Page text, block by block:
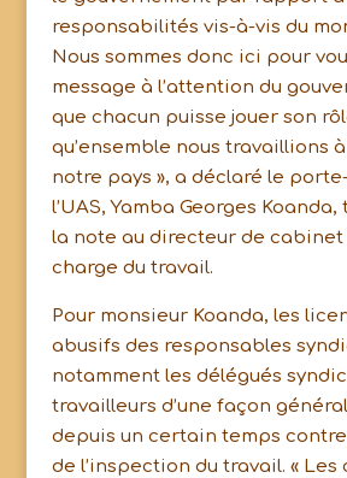
responsabilités vis-à-vis du
Nous sommes donc ici pour
message à l’attention du
que chacun puisse jouer son
qu’ensemble nous travaillions
notre pays », a déclaré le
l’UAS, Yamba Georges
la note au directeur de cabinet
charge du travail.
Pour monsieur Koanda, les
abusifs des responsables
notamment les délégués
travailleurs d’une façon
depuis un certain temps
de l’inspection du travail. « Les